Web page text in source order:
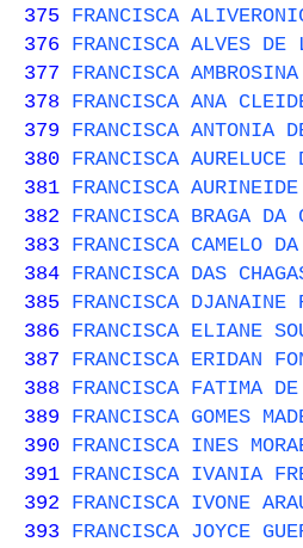
375 FRANCISCA
376 FRANCISCA ALVES DE
377 FRANCISCA
378 FRANCISCA ANA
379 FRANCISCA ANTONIA
380 FRANCISCA
381 FRANCISCA AURINEIDE
382 FRANCISCA BRAGA DA
383 FRANCISCA CAMELO
384 FRANCISCA DAS
385 FRANCISCA DJANAINE
386 FRANCISCA ELIANE
387 FRANCISCA ERIDAN
388 FRANCISCA FATIMA
389 FRANCISCA GOMES
390 FRANCISCA INES
391 FRANCISCA IVANIA
392 FRANCISCA IVONE
393 FRANCISCA JOYCE